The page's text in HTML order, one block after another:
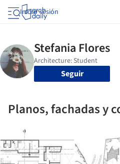
Iniciar sesión
Seguir
Planos, fachadas y